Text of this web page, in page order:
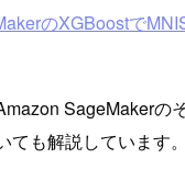
のXGBoostで
SageMakerの
ても解説しています